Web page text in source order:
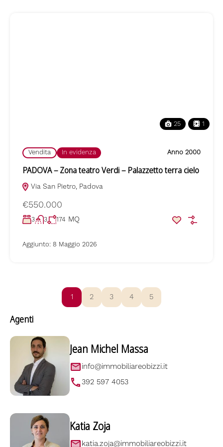
25 1
Vendita In evidenza Anno 2000
PADOVA – Zona teatro Verdi – Palazzetto terra cielo
Via San Pietro, Padova
€550.000
3 3 174 MQ
Aggiunto: 8 Maggio 2026
1 2 3 4 5
Agenti
Jean Michel Massa
info@immobiliareobizzi.it
392 597 4053
Katia Zoja
katia.zoja@immobiliareobizzi.it